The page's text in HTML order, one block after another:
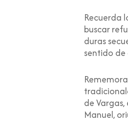
Recuerda
buscar
duras
sentido
de
Manuel,